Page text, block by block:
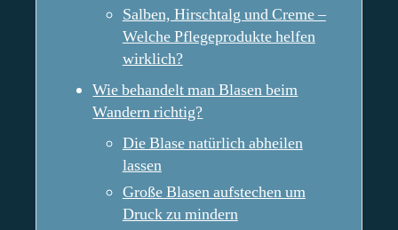
Salben, Hirschtalg und Creme –
Welche Pflegeprodukte helfen
wirklich?
Wie behandelt man Blasen beim
Wandern richtig?
Die Blase natürlich abheilen
lassen
Große Blasen aufstechen um
Druck zu mindern